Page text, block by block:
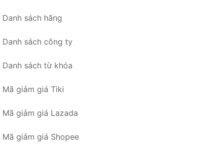
Danh sách hãng
Danh sách công ty
Danh sách từ khóa
Mã giảm giá Tiki
Mã giảm giá Lazada
Mã giảm giá Shopee